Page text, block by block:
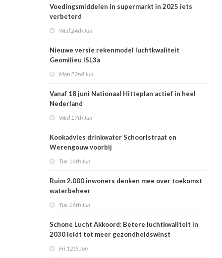
Voedingsmiddelen in supermarkt in 2025 iets
verbeterd
Wed 24th Jun
Nieuwe versie rekenmodel luchtkwaliteit
Geomilieu ISL3a
Mon 22nd Jun
Vanaf 18 juni Nationaal Hitteplan actief in heel
Nederland
Wed 17th Jun
Kookadvies drinkwater Schoorlstraat en
Werengouw voorbij
Tue 16th Jun
Ruim 2.000 inwoners denken mee over toekomst
waterbeheer
Tue 16th Jun
Schone Lucht Akkoord: Betere luchtkwaliteit in
2030 leidt tot meer gezondheidswinst
Fri 12th Jun